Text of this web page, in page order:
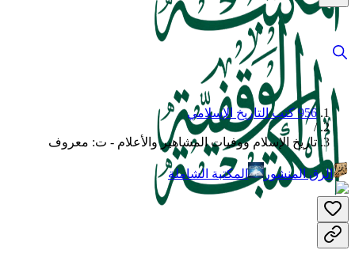
956 كتب التاريخ الإسلامي
/
تاريخ الإسلام ووفيات المشاهير والأعلام - ت: معروف
الرق المنشور المكتبة الشاملة